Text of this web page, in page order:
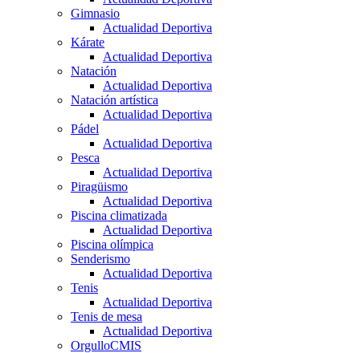
Gimnasio
Actualidad Deportiva
Kárate
Actualidad Deportiva
Natación
Actualidad Deportiva
Natación artística
Actualidad Deportiva
Pádel
Actualidad Deportiva
Pesca
Actualidad Deportiva
Piragüismo
Actualidad Deportiva
Piscina climatizada
Actualidad Deportiva
Piscina olímpica
Senderismo
Actualidad Deportiva
Tenis
Actualidad Deportiva
Tenis de mesa
Actualidad Deportiva
OrgulloCMIS